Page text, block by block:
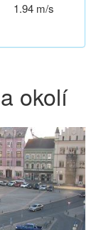
1.94 m/s
a okolí